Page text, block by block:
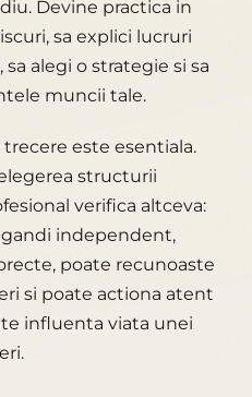
Devine practica in
sa explici lucruri
alegi o strategie si sa
muncii tale.
este esentiala.
structurii
verifica altceva:
independent,
poate recunoaste
si poate actiona atent
influenta viata unei